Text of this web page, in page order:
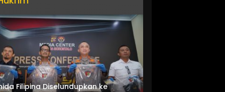
Filipina Diselundupkan ke